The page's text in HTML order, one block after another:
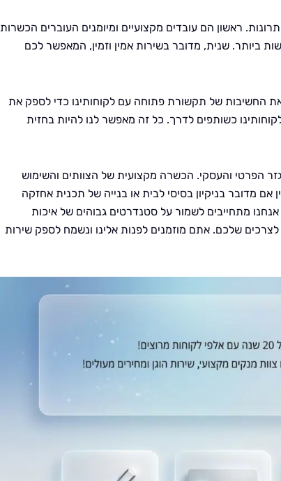
ראשון הם עובדים מקצועיים ומיומנים העוברים הכשרות
ביותר. שנית, מדובר בשירות אמין וזמין, המאפשר לכם
את החשיבות של תקשורת פתוחה עם לקוחותינו כדי לספק את
כשותפים לדרך. כל זה מאפשר לנו להיות בחזית
הפרטי והעסקי. הכשרה מקצועית של הצוותים והשימוש
מדובר בניקיון בסיסי לבית או בנייה של תכנית אחזקה
מתחייבים לשמור על סטנדרטים גבוהים של איכות
שלכם. אתם מוזמנים לפנות אלינו ונשמח לספק שירות